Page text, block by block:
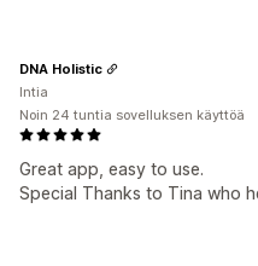
Great app, easy to use.
Special Thanks to Tina who
DNA Holistic
Intia
Noin 24 tuntia sovelluksen käyttöä